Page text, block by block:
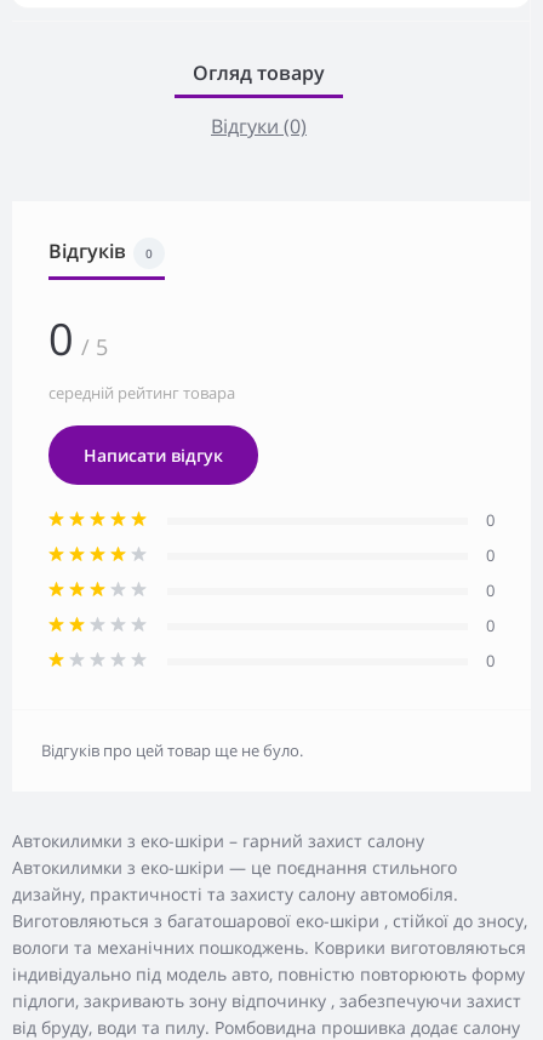
Огляд товару
Відгуки (0)
Автокилимки з еко-шкіри – гарний захист салону
Автокилимки з еко-шкіри — це поєднання стильного
дизайну, практичності та захисту салону автомобіля.
Виготовляються з багатошарової еко-шкіри , стійкої до зносу,
вологи та механічних пошкоджень. Коврики виготовляються
індивідуально під модель авто, повністю повторюють форму
підлоги, закривають зону відпочинку , забезпечуючи захист
від бруду, води та пилу. Ромбовидна прошивка додає салону
Відгуків 0
0 / 5
середній рейтинг товара
Написати відгук
0
0
0
0
0
Відгуків про цей товар ще не було.